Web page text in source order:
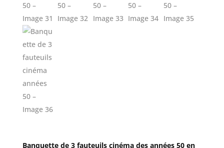
Banquette de 3 fauteuils cinéma des années 50 en